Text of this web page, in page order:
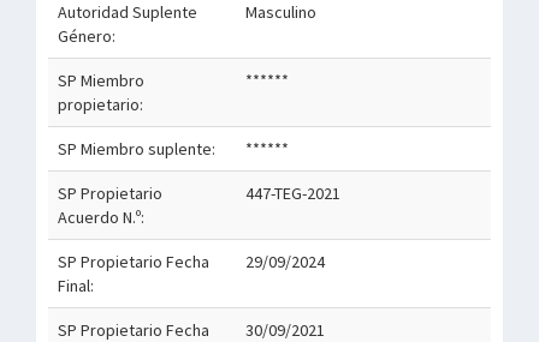
Autoridad Suplente
Género:
Masculino
SP Miembro
propietario:
******
SP Miembro suplente: ******
SP Propietario
Acuerdo N.º:
447-TEG-2021
SP Propietario Fecha
Final:
29/09/2024
SP Propietario Fecha
30/09/2021